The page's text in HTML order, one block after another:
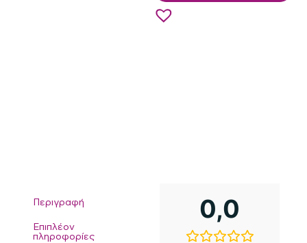
0,0
Περιγραφή
Επιπλέον
πληροφορίες